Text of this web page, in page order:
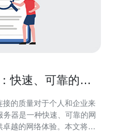
快速、可靠的网
的质量对于个人和企业来
器是一种快速、可靠的网
越的网络体验。本文将介